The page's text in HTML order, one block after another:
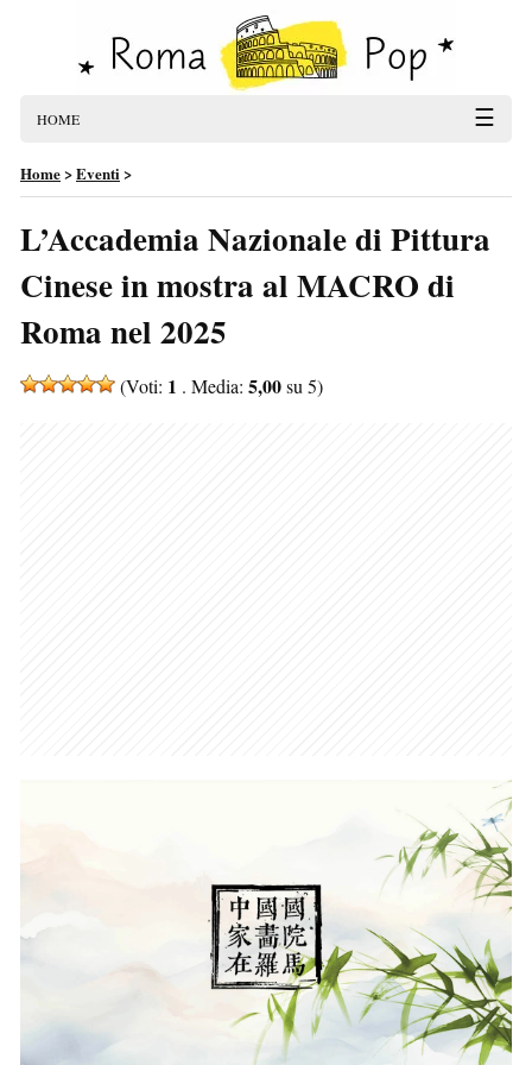
HOME ☰
Home>Eventi>
L’Accademia Nazionale di Pittura
Cinese in mostra al MACRO di
Roma nel 2025
(Voti: 1 . Media: 5,00su 5)